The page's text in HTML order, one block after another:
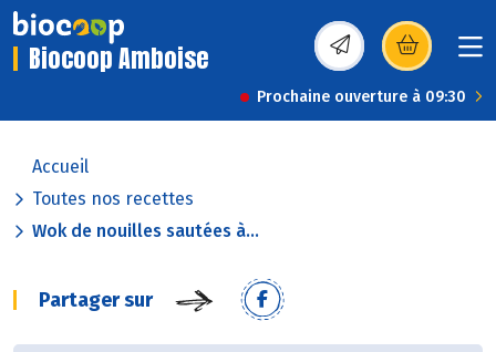
Biocoop Amboise (s’ouvre dans une
Prochaine ouverture à 09:30
Accueil
Toutes nos recettes
Wok de nouilles sautées à...
Partager sur